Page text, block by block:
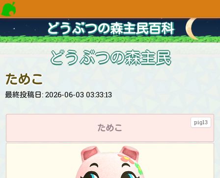
どうぶつの森主民百科
どうぶつの森主民
ためこ
最終投稿日: 2026-06-03 03:33:13
pig13
ためこ